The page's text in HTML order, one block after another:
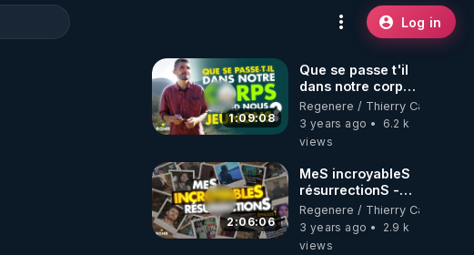
Log in
1:09:08
Que se passe t'il
dans notre corps
quand nous
jeûnons ?
Regenere / Thierry
3 years ago
6.2 k
views
2:06:06
MeS incroyableS
résurrectionS -
Épisode 1
Regenere / Thierry
3 years ago
2.9 k
views